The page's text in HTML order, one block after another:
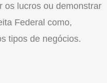
os lucros ou demonstrar
Federal como,
tipos de negócios.